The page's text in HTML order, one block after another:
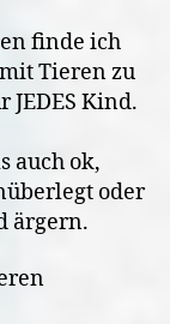
finde ich
Tieren zu
Kind.
auch ok,
oder
ärgern.